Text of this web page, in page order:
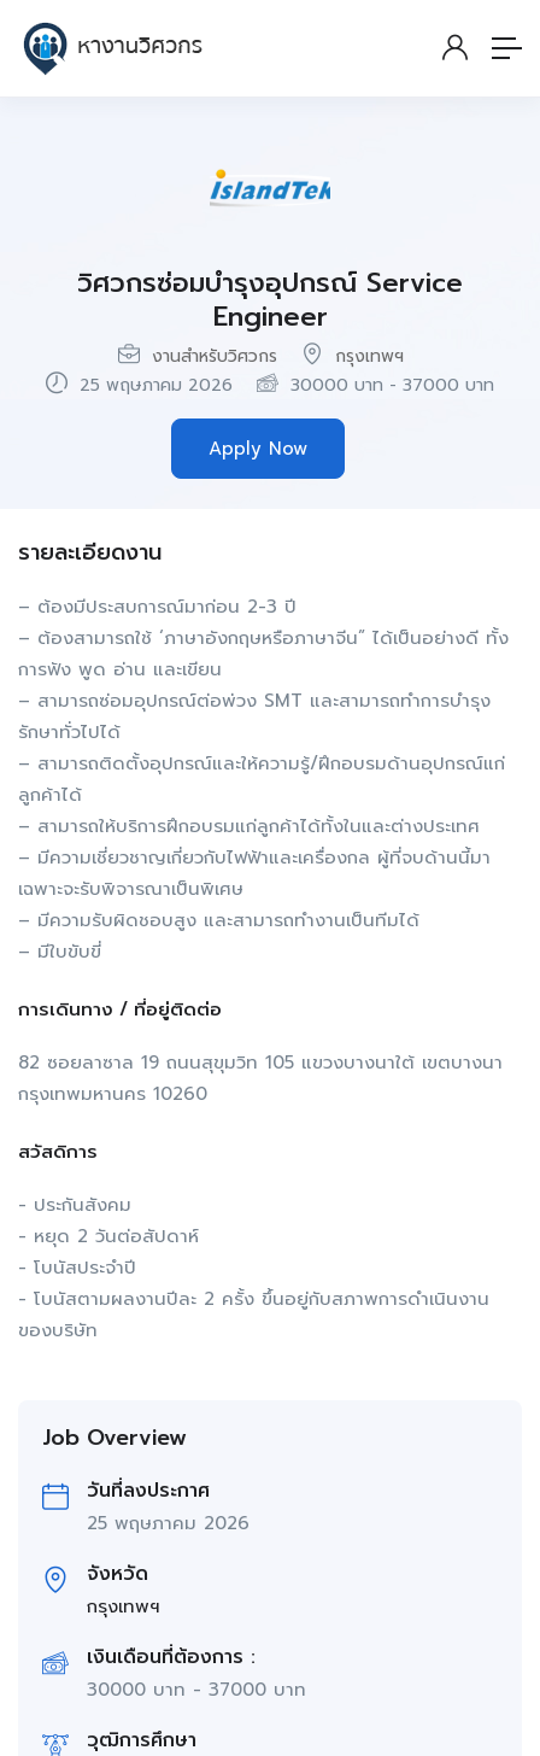
วิศวกรซ่อมบำรุงอุปกรณ์ Service
Engineer
งานสำหรับวิศวกร
กรุงเทพฯ
25 พฤษภาคม 2026
30000 บาท - 37000 บาท
Apply Now
รายละเอียดงาน
– ต้องมีประสบการณ์มาก่อน 2-3 ปี
– ต้องสามารถใช้ ‘ภาษาอังกฤษหรือภาษาจีน” ได้เป็นอย่างดี ทั้ง
การฟัง พูด อ่าน และเขียน
– สามารถซ่อมอุปกรณ์ต่อพ่วง SMT และสามารถทำการบำรุง
รักษาทั่วไปได้
– สามารถติดตั้งอุปกรณ์และให้ความรู้/ฝึกอบรมด้านอุปกรณ์แก่
ลูกค้าได้
– สามารถให้บริการฝึกอบรมแก่ลูกค้าได้ทั้งในและต่างประเทศ
– มีความเชี่ยวชาญเกี่ยวกับไฟฟ้าและเครื่องกล ผู้ที่จบด้านนี้มา
เฉพาะจะรับพิจารณาเป็นพิเศษ
– มีความรับผิดชอบสูง และสามารถทำงานเป็นทีมได้
– มีใบขับขี่
การเดินทาง / ที่อยู่ติดต่อ
82 ซอยลาซาล 19 ถนนสุขุมวิท 105 แขวงบางนาใต้ เขตบางนา
กรุงเทพมหานคร 10260
สวัสดิการ
- ประกันสังคม
- หยุด 2 วันต่อสัปดาห์
- โบนัสประจำปี
- โบนัสตามผลงานปีละ 2 ครั้ง ขึ้นอยู่กับสภาพการดำเนินงาน
ของบริษัท
Job Overview
วันที่ลงประกาศ
25 พฤษภาคม 2026
จังหวัด
กรุงเทพฯ
เงินเดือนที่ต้องการ :
30000 บาท - 37000 บาท
วุฒิการศึกษา